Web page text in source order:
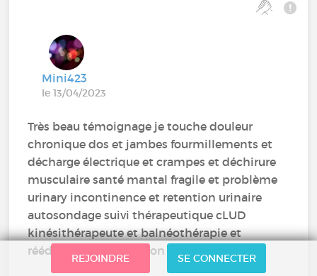
Mini423
le 13/04/2023
Très beau témoignage je touche douleur
chronique dos et jambes fourmillements et
décharge électrique et crampes et déchirure
musculaire santé mantal fragile et problème
urinary incontinence et retention urinaire
autosondage suivi thérapeutique cLUD
kinésithérapeute et balnéothérapie et
rééducation centre Lyon
REJOINDRE SE CONNECTER